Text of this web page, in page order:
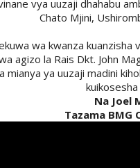
vya uuzaji dhahabu
Chato Mjini,
wa kwanza kuanzisha
agizo la Rais Dkt. John
mianya ya uuzaji madini
Na Joel
Tazama BMG